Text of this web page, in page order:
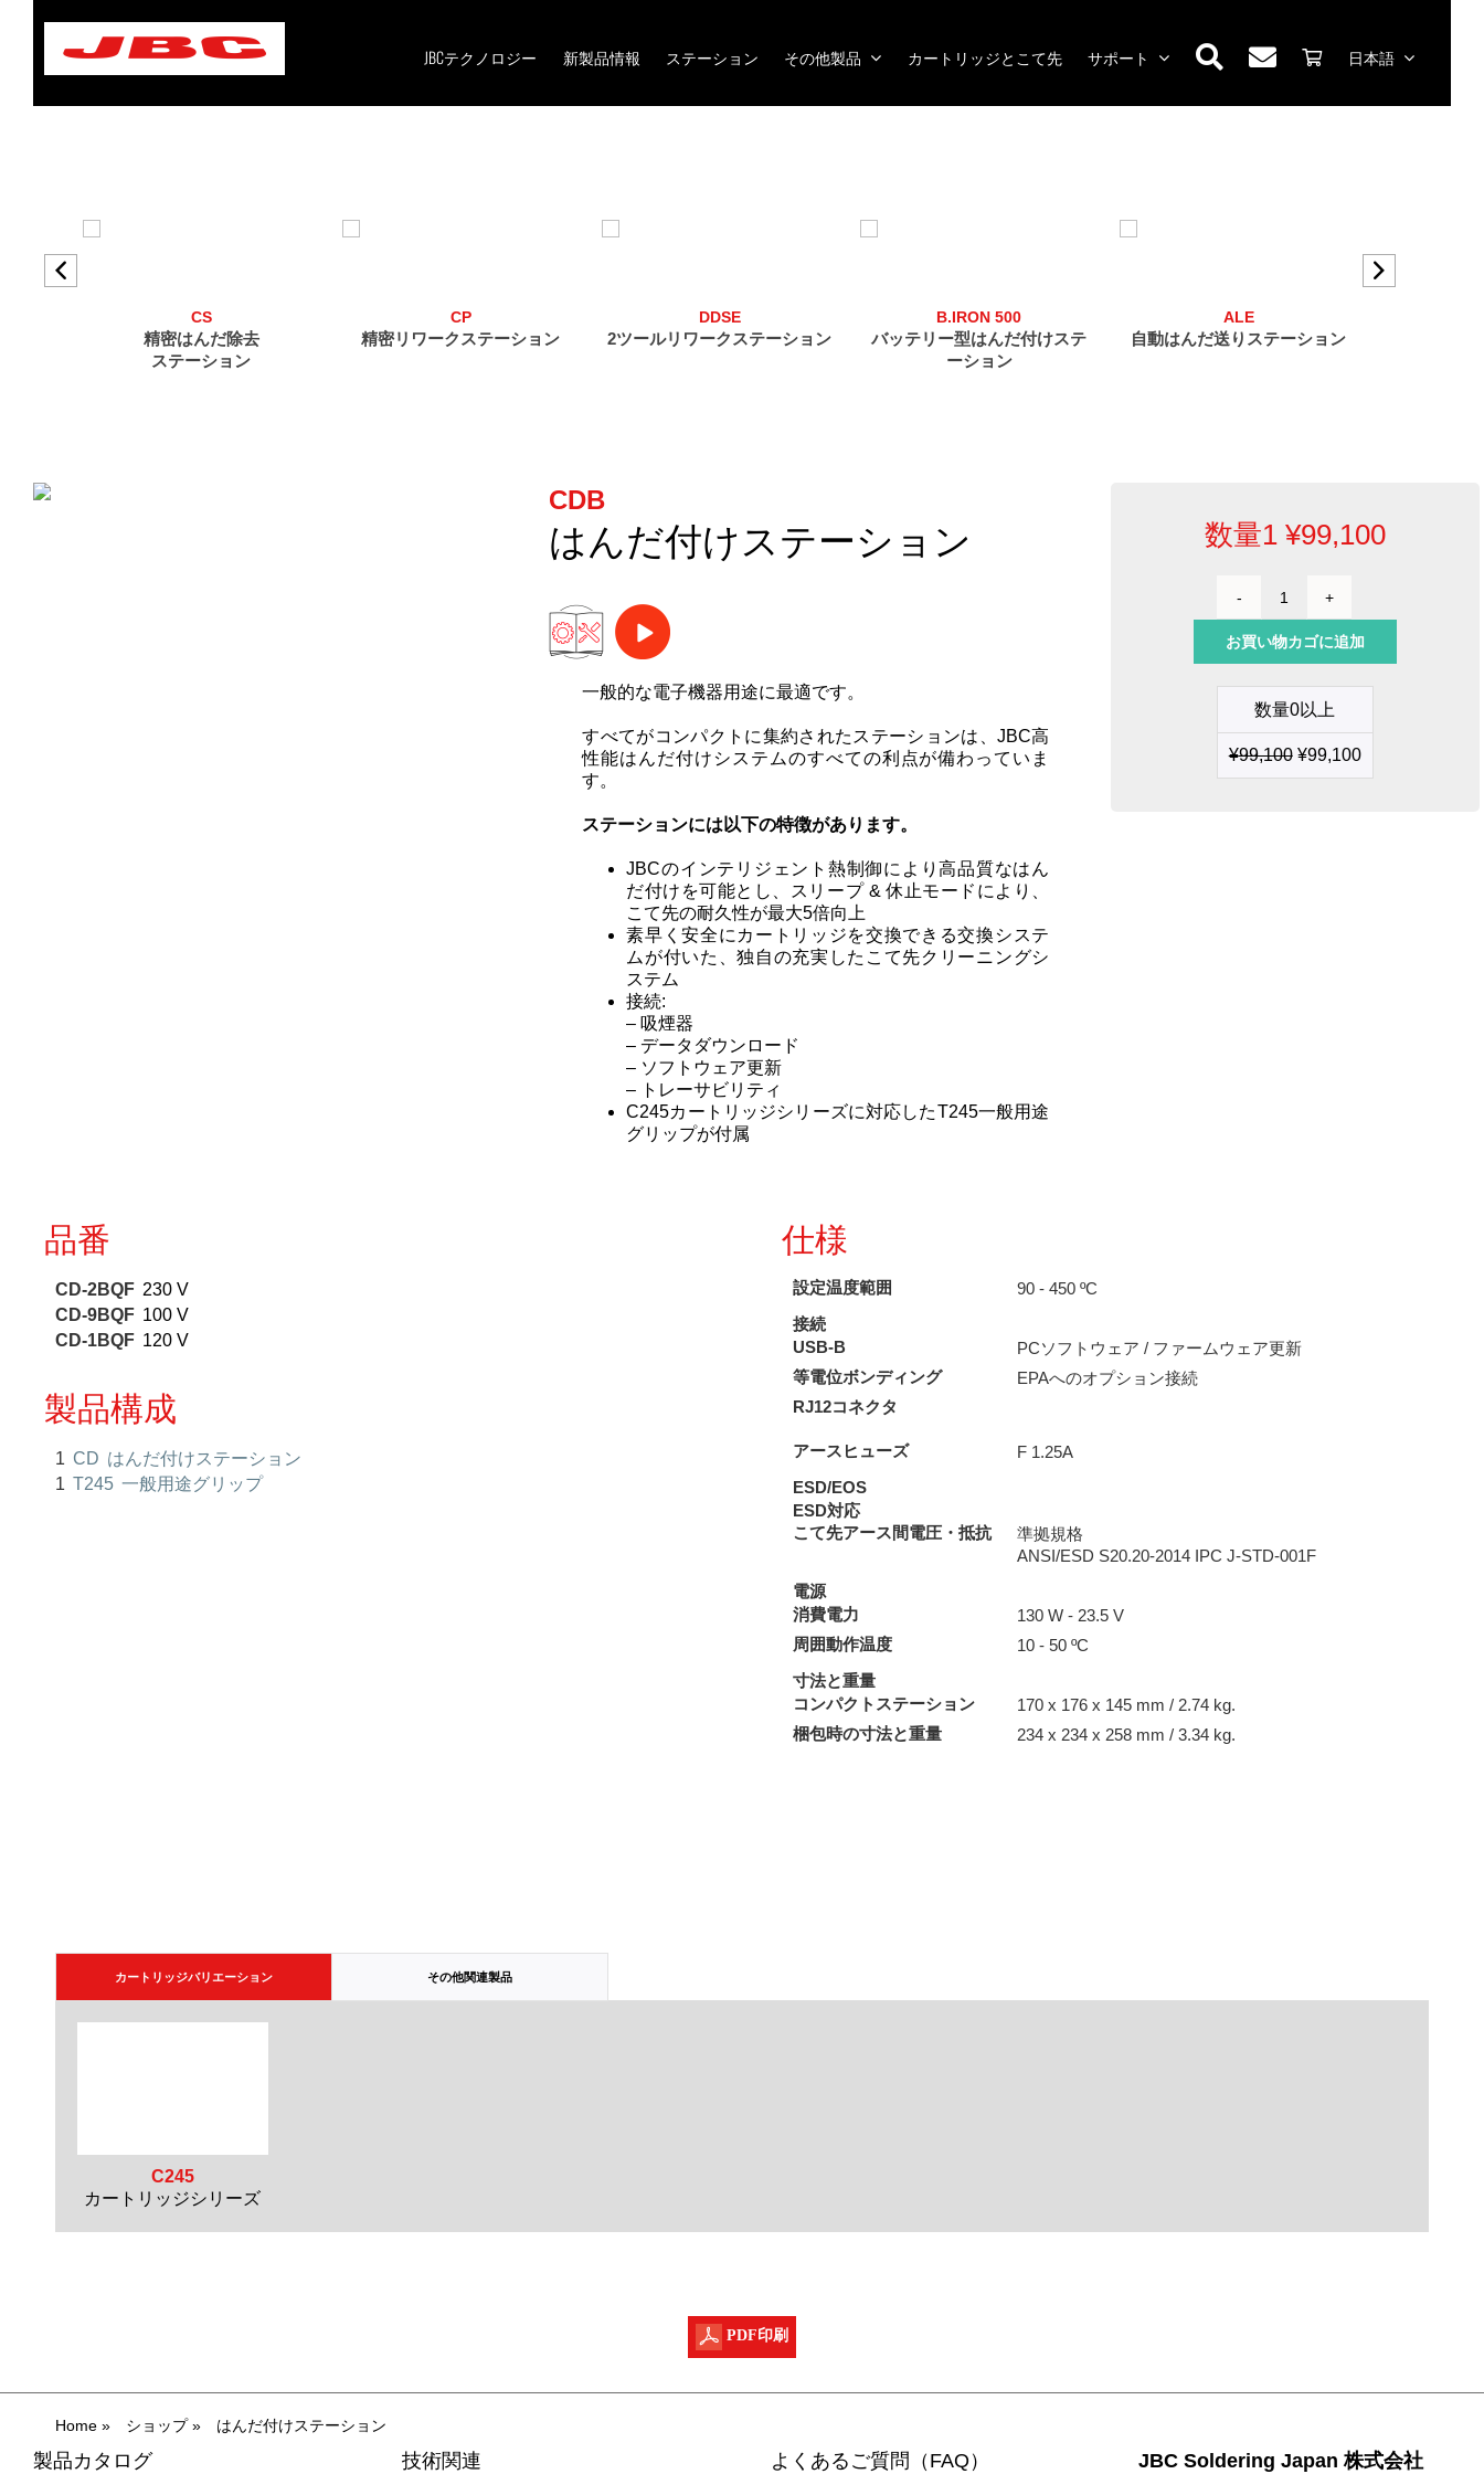
JBCテクノロジー 新製品情報 ステーション その他製品 カートリッジとこて先 サポート 日本語
CS
精密はんだ除去
ステーション
CP
精密リワークステーション
DDSE
2ツールリワークステーション
B.IRON 500
バッテリー型はんだ付けステ
ーション
ALE
自動はんだ送りステーション
CDB
はんだ付けステーション
一般的な電子機器用途に最適です。
すべてがコンパクトに集約されたステーションは、JBC高
性能はんだ付けシステムのすべての利点が備わっていま
す。
ステーションには以下の特徴があります。
JBCのインテリジェント熱制御により高品質なはん
だ付けを可能とし、スリープ & 休止モードにより、
こて先の耐久性が最大5倍向上
素早く安全にカートリッジを交換できる交換システ
ムが付いた、独自の充実したこて先クリーニングシ
ステム
接続:
– 吸煙器
– データダウンロード
– ソフトウェア更新
– トレーサビリティ
C245カートリッジシリーズに対応したT245一般用途
グリップが付属
数量1 ¥99,100
は
だ
ス
テ
ー
シ
お買い物カゴに追加
数量0以上
¥99,100 ¥99,100
品番
CD-2BQF 230 V
CD-9BQF 100 V
CD-1BQF 120 V
製品構成
1 CD はんだ付けステーション
1 T245 一般用途グリップ
仕様
設定温度範囲
90 - 450 ºC
接続
USB-B
PCソフトウェア / ファームウェア更新
等電位ボンディング
EPAへのオプション接続
RJ12コネクタ
アースヒューズ
F 1.25A
ESD/EOS
ESD対応
こて先アース間電圧・抵抗
準拠規格
ANSI/ESD S20.20-2014 IPC J-STD-001F
電源
消費電力
130 W - 23.5 V
周囲動作温度
10 - 50 ºC
寸法と重量
コンパクトステーション
170 x 176 x 145 mm / 2.74 kg.
梱包時の寸法と重量
234 x 234 x 258 mm / 3.34 kg.
カートリッジバリエーション その他関連製品
C245
カートリッジシリーズ
PDF印刷
Home» ショップ» はんだ付けステーション
製品カタログ 技術関連 よくあるご質問（FAQ） JBC Soldering Japan 株式会社